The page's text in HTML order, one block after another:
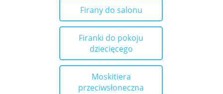
Firany do salonu
Firanki do pokoju
dziecięcego
Moskitiera
przeciwsłoneczna